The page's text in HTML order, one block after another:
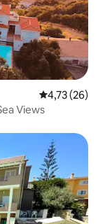
Prosječna
4,73 (26)
Views